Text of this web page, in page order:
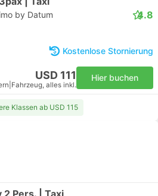
by Datum 4.8
Kostenlose Stornierung
USD 111
Fahrzeug, alles inkl.
Hier buchen
Klassen ab USD 115
2 Pers. | Taxi